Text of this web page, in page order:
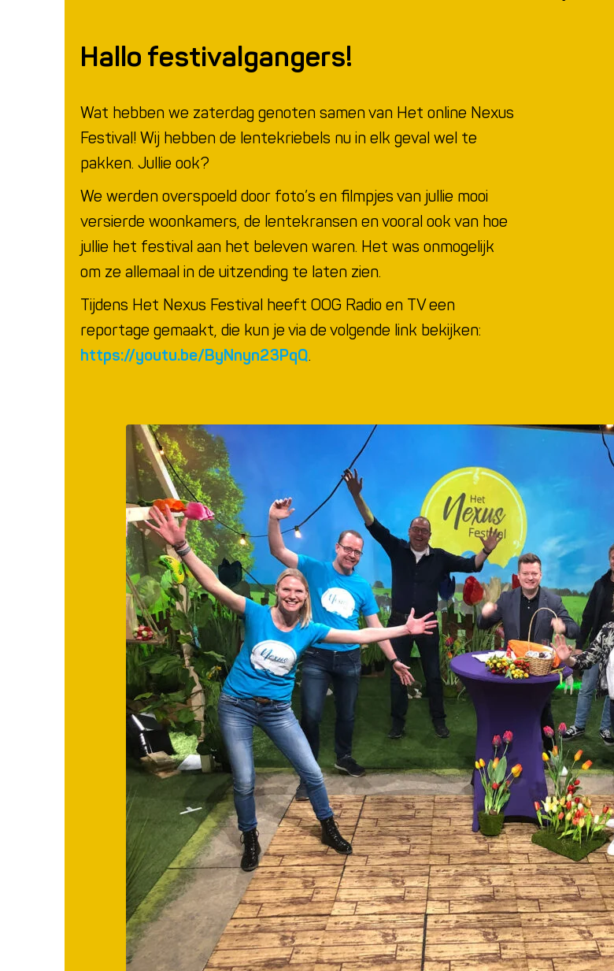
Hallo festivalgangers!
Wat hebben we zaterdag genoten samen van Het online Nexus
Festival! Wij hebben de lentekriebels nu in elk geval wel te
pakken. Jullie ook?
We werden overspoeld door foto’s en filmpjes van jullie mooi
versierde woonkamers, de lentekransen en vooral ook van hoe
jullie het festival aan het beleven waren. Het was onmogelijk
om ze allemaal in de uitzending te laten zien.
Tijdens Het Nexus Festival heeft OOG Radio en TV een
reportage gemaakt, die kun je via de volgende link bekijken:
https://youtu.be/ByNnyn23PqQ.